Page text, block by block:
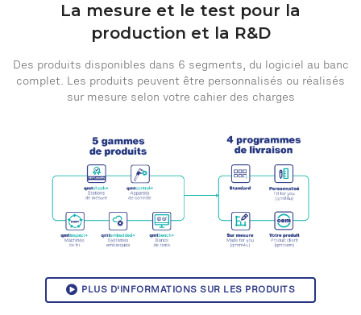
La mesure et le test pour la
production et la R&D
Des produits disponibles dans 6 segments, du logiciel au banc
complet. Les produits peuvent être personnalisés ou réalisés
sur mesure selon votre cahier des charges
PLUS D'INFORMATIONS SUR LES PRODUITS